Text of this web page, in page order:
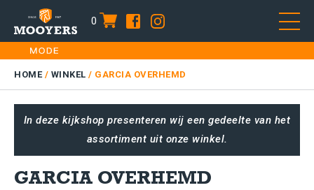
0 item
Skip
to
content
HOME
DAMES
KIDS
PLUS SIZE
HOME/ WINKEL / GARCIA OVERHEMD
In deze kijkshop presenteren wij een gedeelte van het
assortiment uit onze winkel.
GARCIA OVERHEMD